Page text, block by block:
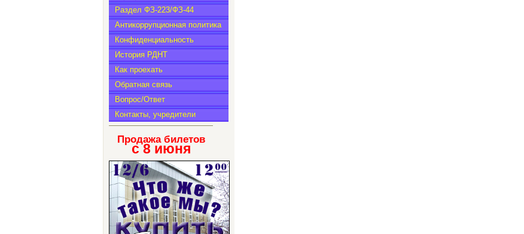
Раздел ФЗ-223/ФЗ-44
Антикоррупционная политика
Конфиденциальность
История РДНТ
Как проехать
Обратная связь
Вопрос/Ответ
Контакты, учредители
Продажа билетов
с 8 июня